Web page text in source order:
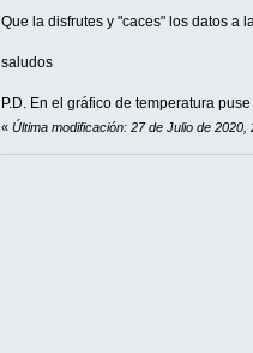
Que la disfrutes y "caces" los datos a
saludos
P.D. En el gráfico de temperatura
« Última modificación: 27 de Julio de 2020,